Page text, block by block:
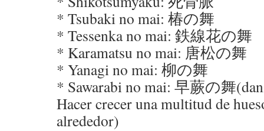
* Tsubaki no mai: 椿の舞
* Tessenka no mai: 鉄線花の舞
* Karamatsu no mai: 唐松の舞
* Yanagi no mai: 柳の舞
* Sawarabi no mai: 早蕨の舞
Hacer crecer una multitud de
alrededor)